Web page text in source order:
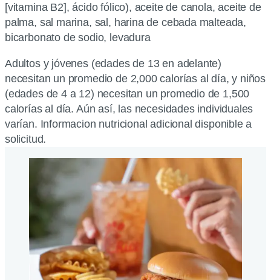
[vitamina B2], ácido fólico), aceite de canola, aceite de
palma, sal marina, sal, harina de cebada malteada,
bicarbonato de sodio, levadura
Adultos y jóvenes (edades de 13 en adelante)
necesitan un promedio de 2,000 calorías al día, y niños
(edades de 4 a 12) necesitan un promedio de 1,500
calorías al día. Aún así, las necesidades individuales
varían. Informacion nutricional adicional disponible a
solicitud.